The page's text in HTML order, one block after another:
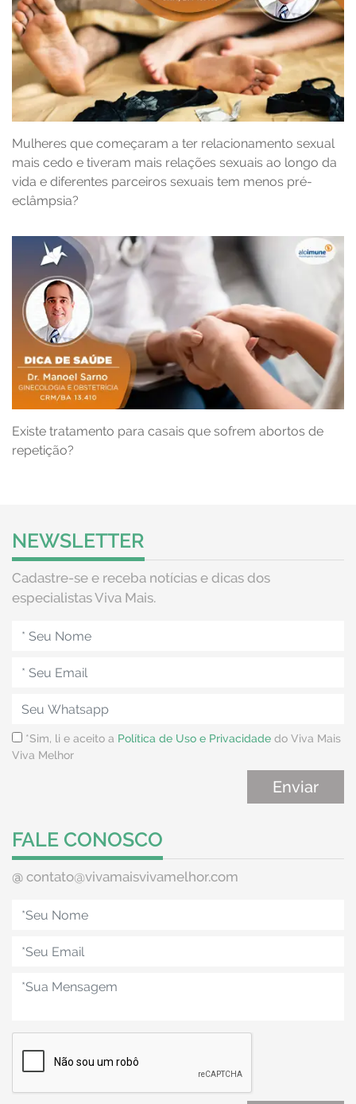
Mulheres que começaram a ter relacionamento sexual
mais cedo e tiveram mais relações sexuais ao longo da
vida e diferentes parceiros sexuais tem menos pré-
eclâmpsia?
Existe tratamento para casais que sofrem abortos de
repetição?
NEWSLETTER
Cadastre-se e receba notícias e dicas dos
especialistas Viva Mais.
*Sim, li e aceito a Política de Uso e Privacidade do Viva Mais
Viva Melhor
FALE CONOSCO
@ contato@vivamaisvivamelhor.com